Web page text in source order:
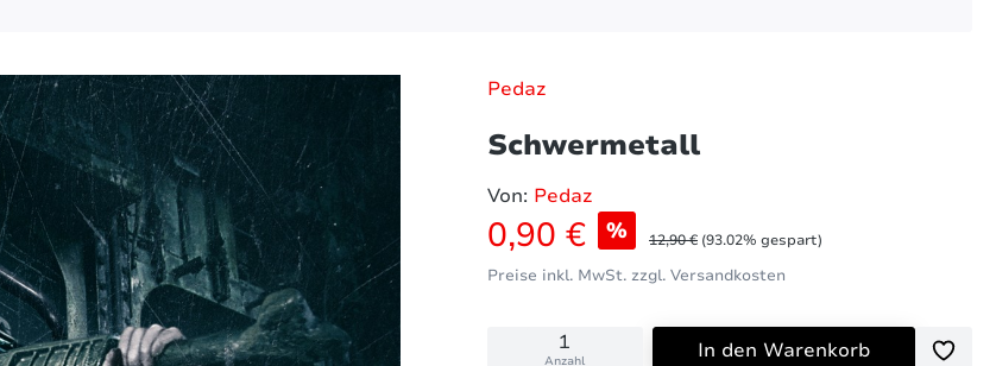
Pedaz
Schwermetall
Von: Pedaz
Verkaufspreis:
0,90 € % Regulärer Preis:
12,90 € (93.02% gespart)
Preise inkl. MwSt. zzgl. Versandkosten
Anzahl In den Warenkorb